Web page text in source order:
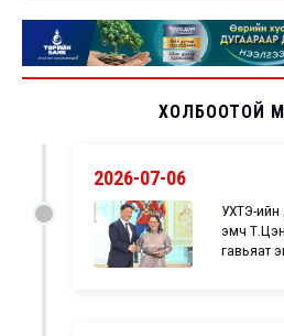
ХОЛБООТОЙ
2026-07-06
УХТЭ-ийн
эмч
гавьяат